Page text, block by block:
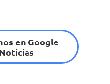
en Google
Noticias